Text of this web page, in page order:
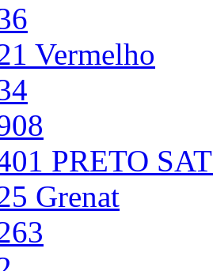
Vermelho
PRETO
Grenat